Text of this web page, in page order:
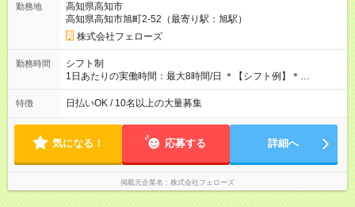
たいという人もいると思います。このあたりは柔軟に対応する
ので、お気軽にご相談ください！ ※2ヶ月の試用期間がありま
す。その間の給与・待遇に変更はありません。 【試用期間】試
用期間あり 試用期間の長さ：2ヶ月 雇用形態、給与は本採用時
と同じです。
勤務地
高知県高知市
高知県高知市旭町2-52（最寄り駅：旭駅）
株式会社フェローズ
勤務時間
シフト制
1日あたりの実働時間：最大8時間/日 ＊【シフト例】＊
(1) 10:00～19:00 (2) 11:00～20:00 (3) 12:00～21:00 など ◎
いずれも実働8時間・休憩1時間です。中抜けシフトなどはあり
たい」などあれば相談に応じますのでおっしゃってください！
特徴 日払いOK / 10名以上の大量募集
気になる！ 応募する 詳細へ
掲載元企業名 株式会社フェローズ